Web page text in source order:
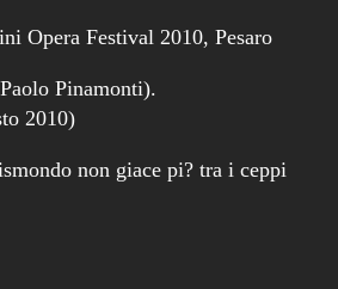
Opera Festival 2010, Pesaro
Pinamonti).
2010)
non giace pi? tra i ceppi